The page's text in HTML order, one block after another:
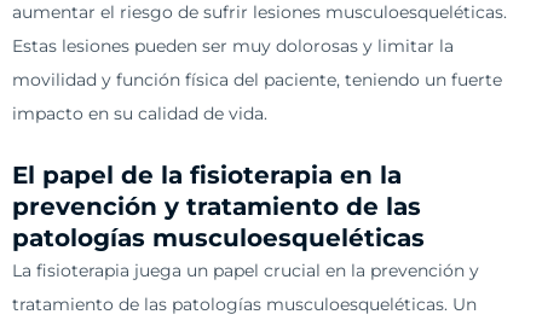
aumentar el riesgo de sufrir lesiones musculoesqueléticas.
Estas lesiones pueden ser muy dolorosas y limitar la
movilidad y función física del paciente, teniendo un fuerte
impacto en su calidad de vida.
El papel de la fisioterapia en la
prevención y tratamiento de las
patologías musculoesqueléticas
La fisioterapia juega un papel crucial en la prevención y
tratamiento de las patologías musculoesqueléticas. Un